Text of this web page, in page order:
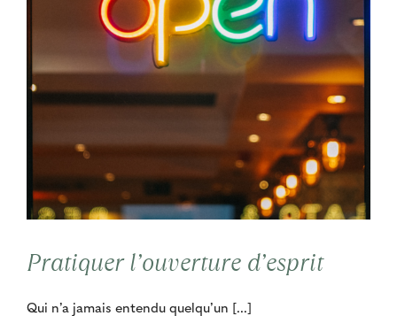
Pratiquer l’ouverture d’esprit
Qui n’a jamais entendu quelqu’un [...]